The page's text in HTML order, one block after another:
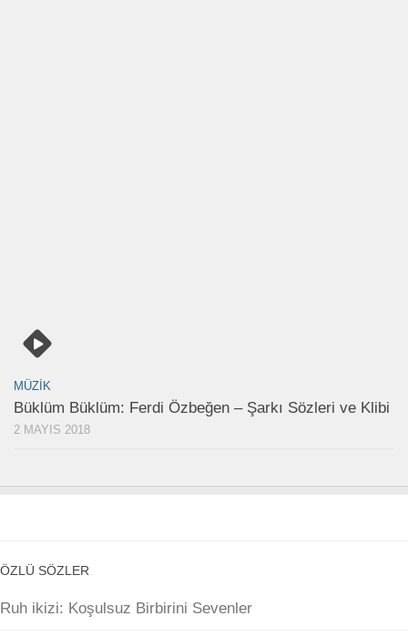
MÜZIK
Büklüm Büklüm: Ferdi Özbeğen – Şarkı Sözleri ve Klibi
2 MAYIS 2018
ÖZLÜ SÖZLER
Ruh ikizi: Koşulsuz Birbirini Sevenler